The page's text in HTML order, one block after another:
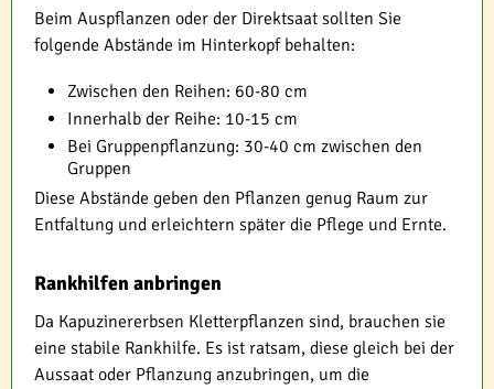
Beim Auspflanzen oder der Direktsaat sollten Sie
folgende Abstände im Hinterkopf behalten:
Zwischen den Reihen: 60-80 cm
Innerhalb der Reihe: 10-15 cm
Bei Gruppenpflanzung: 30-40 cm zwischen den
Gruppen
Diese Abstände geben den Pflanzen genug Raum zur
Entfaltung und erleichtern später die Pflege und Ernte.
Rankhilfen anbringen
Da Kapuzinererbsen Kletterpflanzen sind, brauchen sie
eine stabile Rankhilfe. Es ist ratsam, diese gleich bei der
Aussaat oder Pflanzung anzubringen, um die